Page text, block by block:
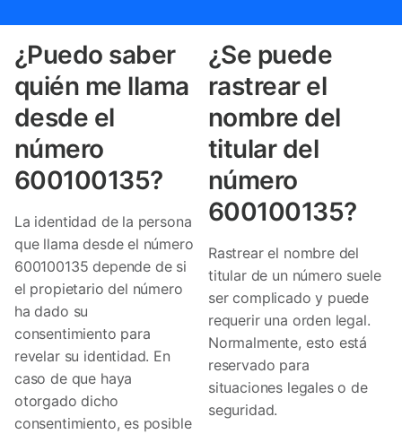
¿Puedo saber
quién me llama
desde el
número
600100135?
La identidad de la persona
que llama desde el número
600100135 depende de si
el propietario del número
ha dado su
consentimiento para
revelar su identidad. En
caso de que haya
otorgado dicho
consentimiento, es posible
¿Se puede
rastrear el
nombre del
titular del
número
600100135?
Rastrear el nombre del
titular de un número suele
ser complicado y puede
requerir una orden legal.
Normalmente, esto está
reservado para
situaciones legales o de
seguridad.